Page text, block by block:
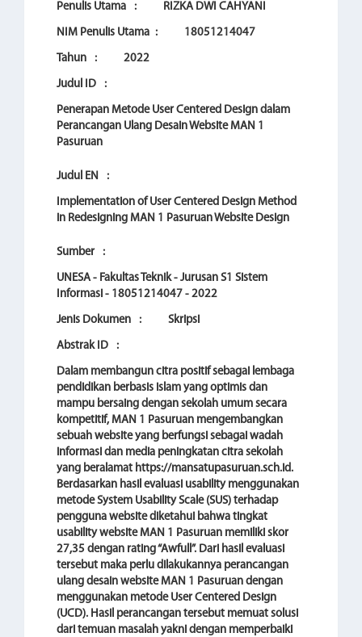
Penulis Utama : RIZKA DWI CAHYANI
NIM Penulis Utama : 18051214047
Tahun : 2022
Judul ID :
Penerapan Metode User Centered Design dalam
Perancangan Ulang Desain Website MAN 1
Pasuruan
Judul EN :
Implementation of User Centered Design Method
in Redesigning MAN 1 Pasuruan Website Design
Sumber :
UNESA - Fakultas Teknik - Jurusan S1 Sistem
Informasi - 18051214047 - 2022
Jenis Dokumen : Skripsi
Abstrak ID :
Dalam membangun citra positif sebagai lembaga
pendidikan berbasis islam yang optimis dan
mampu bersaing dengan sekolah umum secara
kompetitif, MAN 1 Pasuruan mengembangkan
sebuah website yang berfungsi sebagai wadah
informasi dan media peningkatan citra sekolah
yang beralamat https://mansatupasuruan.sch.id.
Berdasarkan hasil evaluasi usability menggunakan
metode System Usability Scale (SUS) terhadap
pengguna website diketahui bahwa tingkat
usability website MAN 1 Pasuruan memiliki skor
27,35 dengan rating “Awfull”. Dari hasil evaluasi
tersebut maka perlu dilakukannya perancangan
ulang desain website MAN 1 Pasuruan dengan
menggunakan metode User Centered Design
(UCD). Hasil perancangan tersebut memuat solusi
dari temuan masalah yakni dengan memperbaiki